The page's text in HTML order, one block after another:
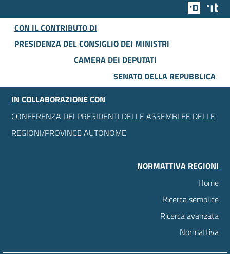
Team
CON IL CONTRIBUTO DI
PRESIDENZA DEL CONSIGLIO DEI MINISTRI
CAMERA DEI DEPUTATI
SENATO DELLA REPUBBLICA
IN COLLABORAZIONE CON
CONFERENZA DEI PRESIDENTI DELLE ASSEMBLEE DELLE
REGIONI/PROVINCE AUTONOME
NORMATTIVA REGIONI
Home
Ricerca semplice
Ricerca avanzata
Normattiva